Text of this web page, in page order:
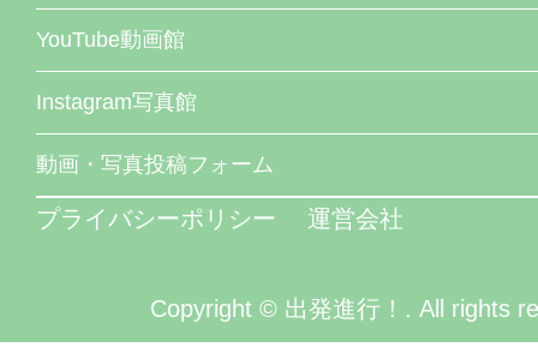
YouTube動画館
Instagram写真館
動画・写真投稿フォーム
プライバシーポリシー 運営会社
Copyright © 出発進行！. All rights